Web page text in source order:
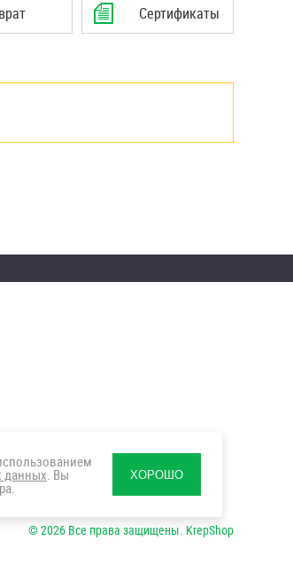
Сертификаты
© 2026 Все права защищены. KrepShop
данных . Вы ХОРОШО